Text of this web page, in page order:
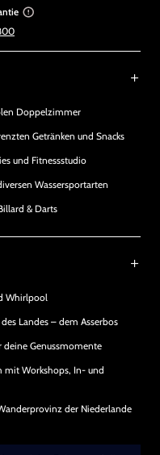
Doppelzimmer
Getränken und Snacks
und Fitnessstudio
Wassersportarten
& Darts
Whirlpool
Landes – dem Asserbos
deine Genussmomente
mit Workshops, In- und
der Niederlande